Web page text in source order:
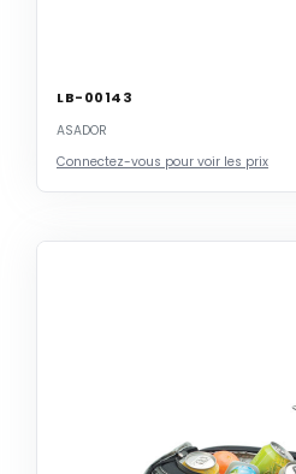
LB-00143
ASADOR
Connectez-vous pour voir les prix